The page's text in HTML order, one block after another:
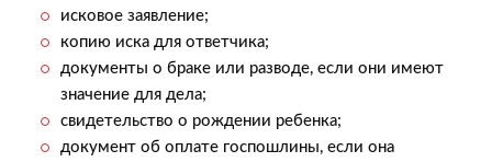
исковое заявление;
копию иска для ответчика;
документы о браке или разводе, если они имеют
значение для дела;
свидетельство о рождении ребенка;
документ об оплате госпошлины, если она